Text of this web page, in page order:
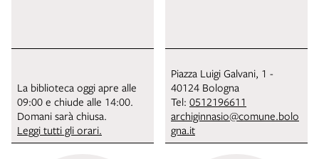
La biblioteca oggi apre alle
09:00 e chiude alle 14:00.
Domani sarà chiusa.
Leggi tutti gli orari.
Piazza Luigi Galvani, 1 -
40124 Bologna
Tel: 0512196611
archiginnasio@comune.bolo
gna.it